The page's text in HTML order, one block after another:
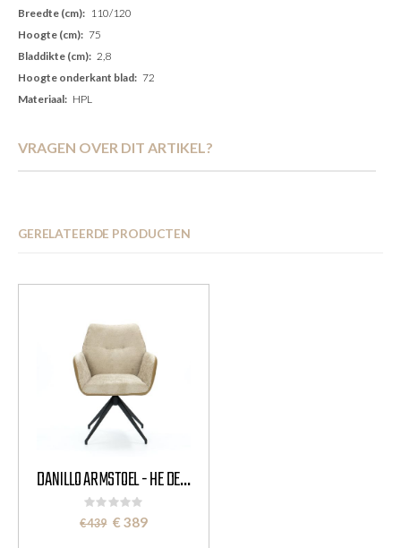
110/120
75
2,8
72
HPL
VRAGEN OVER DIT ARTIKEL?
GERELATEERDE PRODUCTEN
DANILLO ARMSTOEL - HE DESIGN
Rating:
0%
€ 439 Special
Price
€ 389